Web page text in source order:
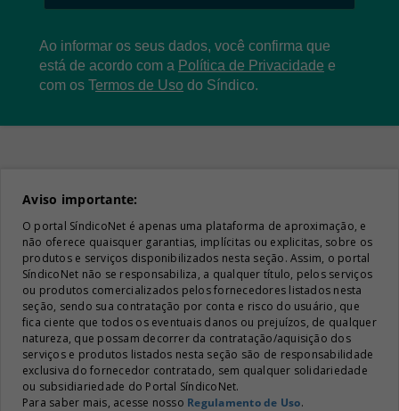
Ao informar os seus dados, você confirma que
está de acordo com a Política de Privacidade e
com os Termos de Uso do Síndico.
Aviso importante:
O portal SíndicoNet é apenas uma plataforma de aproximação, e
não oferece quaisquer garantias, implícitas ou explicitas, sobre os
produtos e serviços disponibilizados nesta seção. Assim, o portal
SíndicoNet não se responsabiliza, a qualquer título, pelos serviços
ou produtos comercializados pelos fornecedores listados nesta
seção, sendo sua contratação por conta e risco do usuário, que
fica ciente que todos os eventuais danos ou prejuízos, de qualquer
natureza, que possam decorrer da contratação/aquisição dos
serviços e produtos listados nesta seção são de responsabilidade
exclusiva do fornecedor contratado, sem qualquer solidariedade
ou subsidiariedade do Portal SíndicoNet.
Para saber mais, acesse nosso Regulamento de Uso.